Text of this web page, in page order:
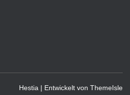
Hestia | Entwickelt von ThemeIsle